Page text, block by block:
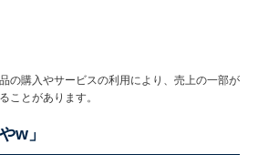
の購入やサービスの利用により、売上の一部が
ことがあります。
w」